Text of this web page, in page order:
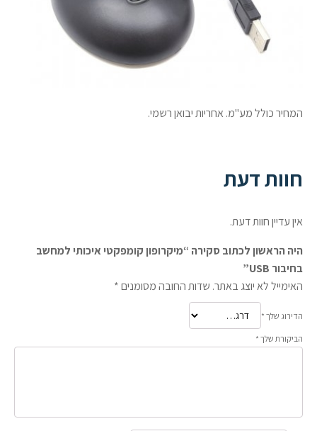
המחיר כולל מע"מ. אחריות יבואן רשמי.
חוות דעת
אין עדיין חוות דעת.
היה הראשון לכתוב סקירה “מיקרופון קומפקטי איכותי למחשב
בחיבור USB”
האימייל לא יוצג באתר. שדות החובה מסומנים*
הדירוג שלך *
הביקורת שלך *